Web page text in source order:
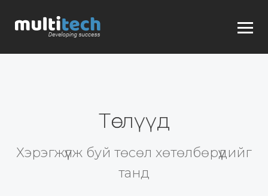
Төслүүд
Хэрэгжүүлж буй төсөл хөтөлбөрүүдийг
танд